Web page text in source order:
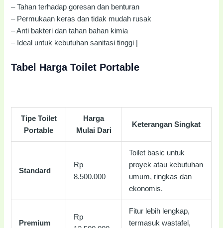
– Tahan terhadap goresan dan benturan
– Permukaan keras dan tidak mudah rusak
– Anti bakteri dan tahan bahan kimia
– Ideal untuk kebutuhan sanitasi tinggi |
Tabel Harga Toilet Portable
Tipe Toilet
Portable
Harga
Mulai Dari
Keterangan Singkat
Standard
Rp
8.500.000
Toilet basic untuk
proyek atau kebutuhan
umum, ringkas dan
ekonomis.
Premium
Rp
Fitur lebih lengkap,
termasuk wastafel,